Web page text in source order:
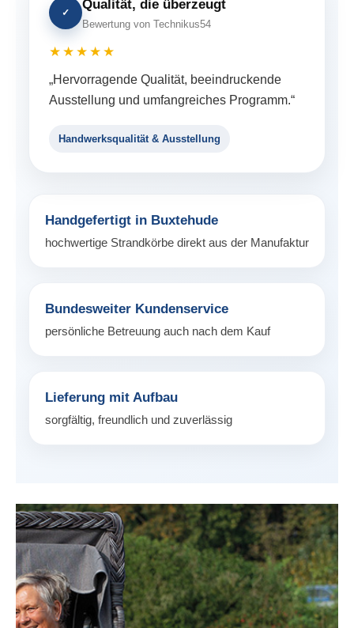
✓
Qualität, die überzeugt
Bewertung von Technikus54
★★★★★
„Hervorragende Qualität, beeindruckende
Ausstellung und umfangreiches Programm.“
Handwerksqualität & Ausstellung
Handgefertigt in Buxtehude
hochwertige Strandkörbe direkt aus der Manufaktur
Bundesweiter Kundenservice
persönliche Betreuung auch nach dem Kauf
Lieferung mit Aufbau
sorgfältig, freundlich und zuverlässig